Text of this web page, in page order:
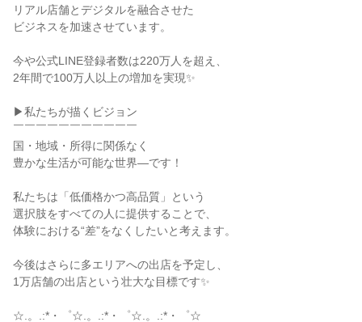
リアル店舗とデジタルを融合させた
ビジネスを加速させています。
今や公式LINE登録者数は220万人を超え、
2年間で100万人以上の増加を実現✨
▶私たちが描くビジョン
￣￣￣￣￣￣￣￣￣￣￣
国・地域・所得に関係なく
豊かな生活が可能な世界―です！
私たちは「低価格かつ高品質」という
選択肢をすべての人に提供することで、
体験における“差”をなくしたいと考えます。
今後はさらに多エリアへの出店を予定し、
1万店舗の出店という壮大な目標です✨
☆.。.:*・゜☆.。.:*・゜☆.。.:*・゜☆